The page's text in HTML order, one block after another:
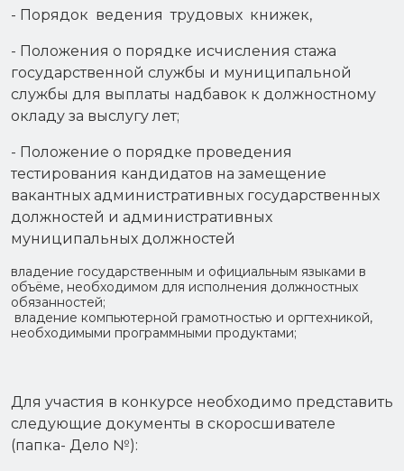
- Порядок ведения трудовых книжек,
- Положения о порядке исчисления стажа
государственной службы и муниципальной
службы для выплаты надбавок к должностному
окладу за выслугу лет;
- Положение о порядке проведения
тестирования кандидатов на замещение
вакантных административных государственных
должностей и административных
муниципальных должностей
владение государственным и официальным языками в
объёме, необходимом для исполнения должностных
обязанностей;
владение компьютерной грамотностью и оргтехникой,
необходимыми программными продуктами;
Для участия в конкурсе необходимо представить
следующие документы в скоросшивателе
(папка- Дело №):